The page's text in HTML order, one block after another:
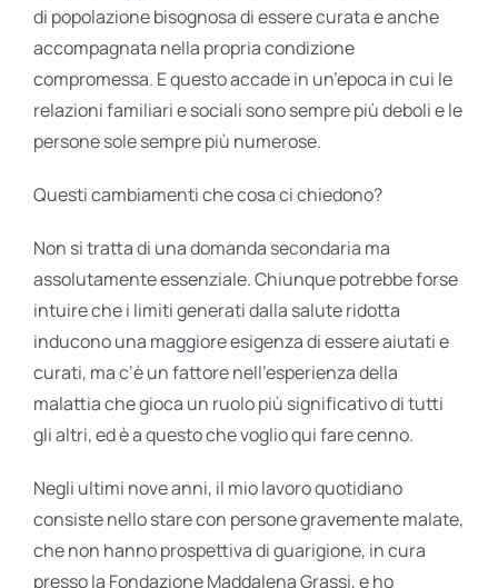
di popolazione bisognosa di essere curata e anche
accompagnata nella propria condizione
compromessa. E questo accade in un’epoca in cui le
relazioni familiari e sociali sono sempre più deboli e le
persone sole sempre più numerose.
Questi cambiamenti che cosa ci chiedono?
Non si tratta di una domanda secondaria ma
assolutamente essenziale. Chiunque potrebbe forse
intuire che i limiti generati dalla salute ridotta
inducono una maggiore esigenza di essere aiutati e
curati, ma c’è un fattore nell’esperienza della
malattia che gioca un ruolo più significativo di tutti
gli altri, ed è a questo che voglio qui fare cenno.
Negli ultimi nove anni, il mio lavoro quotidiano
consiste nello stare con persone gravemente malate,
che non hanno prospettiva di guarigione, in cura
presso la Fondazione Maddalena Grassi, e ho